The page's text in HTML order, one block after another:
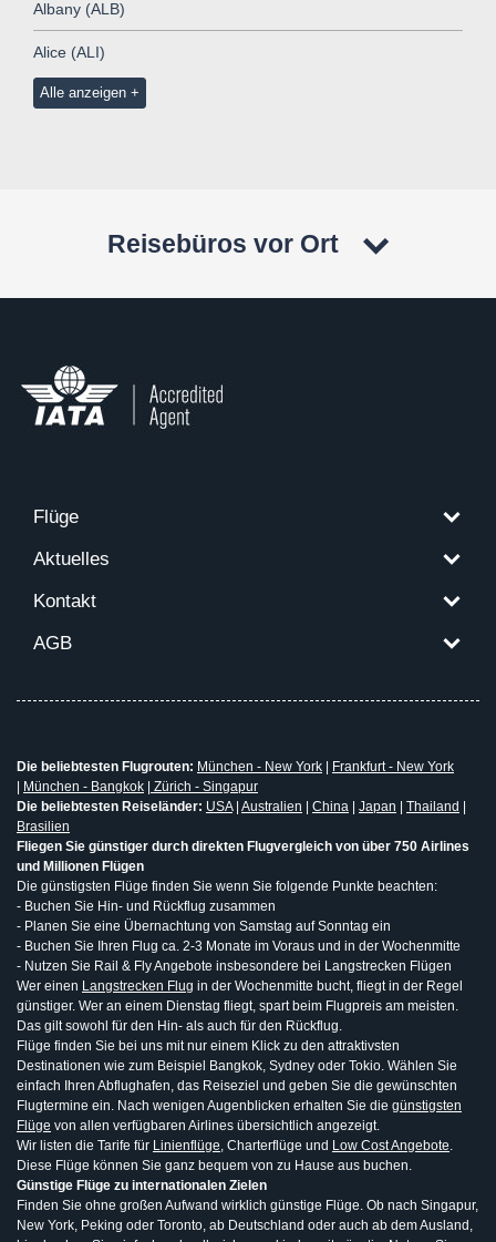
Albany (ALB)
Alice (ALI)
Alle anzeigen
Reisebüros vor Ort
Flüge
Aktuelles
Kontakt
AGB
Die beliebtesten Flugrouten: München - New York
Frankfurt - New York
München - Bangkok
Zürich - Singapur
Die beliebtesten Reiseländer: USA| Australien China Japan Thailand
Brasilien
Fliegen Sie günstiger durch direkten Flugvergleich von über 750 Airlines
und Millionen Flügen
Die günstigsten Flüge finden Sie wenn Sie folgende Punkte beachten:
- Buchen Sie Hin- und Rückflug zusammen
- Planen Sie eine Übernachtung von Samstag auf Sonntag ein
- Buchen Sie Ihren Flug ca. 2-3 Monate im Voraus und in der Wochenmitte
- Nutzen Sie Rail & Fly Angebote insbesondere bei Langstrecken Flügen
Wer einen Langstrecken Flug in der Wochenmitte bucht, fliegt in der Regel
günstiger. Wer an einem Dienstag fliegt, spart beim Flugpreis am meisten.
Das gilt sowohl für den Hin- als auch für den Rückflug.
Flüge finden Sie bei uns mit nur einem Klick zu den attraktivsten
Destinationen wie zum Beispiel Bangkok, Sydney oder Tokio. Wählen Sie
einfach Ihren Abflughafen, das Reiseziel und geben Sie die gewünschten
Flugtermine ein. Nach wenigen Augenblicken erhalten Sie die günstigsten
Flüge von allen verfügbaren Airlines übersichtlich angezeigt.
Wir listen die Tarife für Linienflüge, Charterflüge und Low Cost Angebote.
Diese Flüge können Sie ganz bequem von zu Hause aus buchen.
Günstige Flüge zu internationalen Zielen
Finden Sie ohne großen Aufwand wirklich günstige Flüge. Ob nach Singapur,
New York, Peking oder Toronto, ab Deutschland oder auch ab dem Ausland,